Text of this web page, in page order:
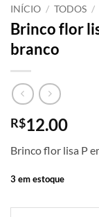
INÍCIO / TODOS /
Brinco flor
branco
R$12.00
Brinco flor lisa P
3 em estoque